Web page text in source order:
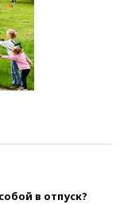
в отпуск?